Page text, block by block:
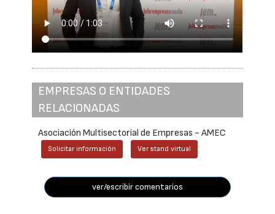
EMPRESAS O ENTIDADES
RELACIONADAS
Asociación Multisectorial de Empresas - AMEC
Solicitar información Ver stand virtual
ver/escribir comentarios